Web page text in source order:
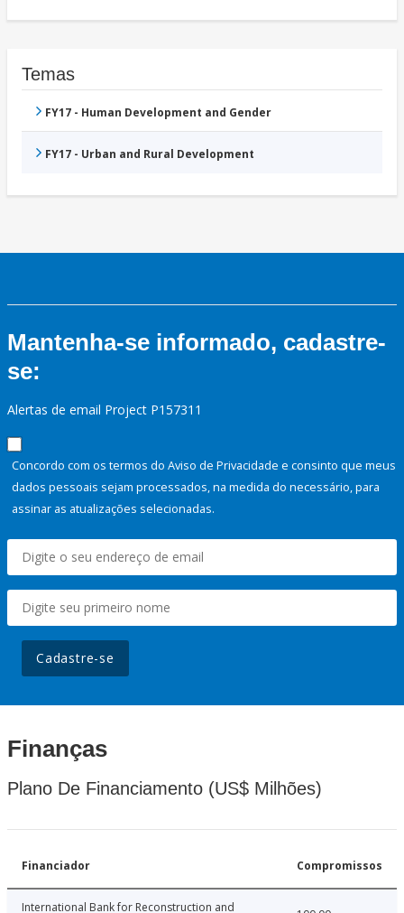
Temas
FY17 - Human Development and Gender
FY17 - Urban and Rural Development
Mantenha-se informado, cadastre-
se:
Alertas de email Project P157311
Concordo com os termos do Aviso de Privacidade e consinto que meus
dados pessoais sejam processados, na medida do necessário, para
assinar as atualizações selecionadas.
Cadastre-se
Finanças
Plano De Financiamento (US$ Milhões)
Financiador Compromissos
International Bank for Reconstruction and